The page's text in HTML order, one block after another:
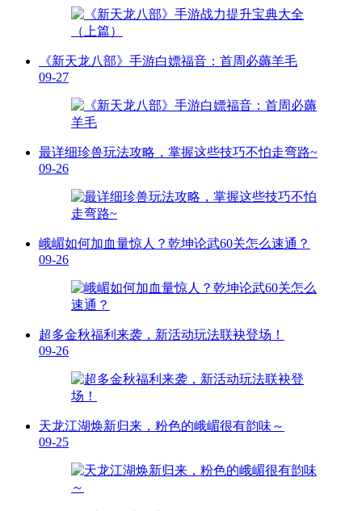
《新天龙八部》手游白嫖福音：首周必薅羊毛
09-27
最详细珍兽玩法攻略，掌握这些技巧不怕走弯路~
09-26
峨嵋如何加血量惊人？乾坤论武60关怎么速通？
09-26
超多金秋福利来袭，新活动玩法联袂登场！
09-26
天龙江湖焕新归来，粉色的峨嵋很有韵味～
09-25